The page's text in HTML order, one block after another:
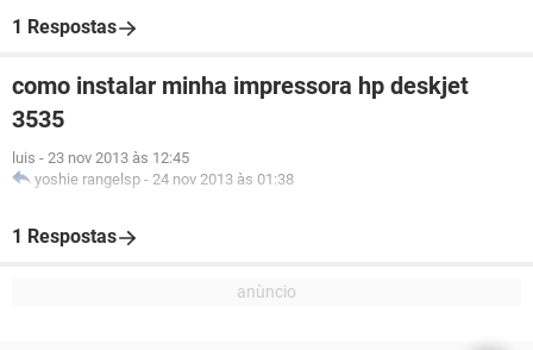
1 Respostas
como instalar minha impressora hp deskjet
3535
luis - 23 nov 2013 às 12:45
yoshie rangelsp - 24 nov 2013 às 01:38
1 Respostas